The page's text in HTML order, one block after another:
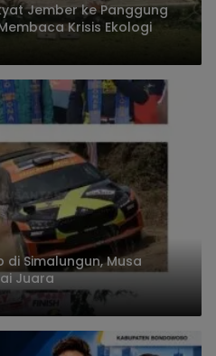
Jember ke Panggung
Krisis Ekologi
di Simalungun, Musa
Juara